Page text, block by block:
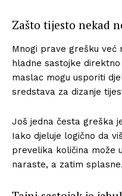
Zašto tijesto nekad
Mnogi prave grešku
hladne sastojke
maslac mogu usporiti
sredstava za dizanje
Još jedna česta greška
Iako djeluje logično da
prevelika količina može
naraste, a zatim splasne.